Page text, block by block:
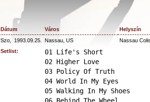
Dátum Város
Helyszín
Szo,
1993.09.25. Nassau, US
Nassau
Setlist:
01 Life's Short
02 Higher Love
03 Policy Of Truth
04 World In My Eyes
05 Walking In My Shoes